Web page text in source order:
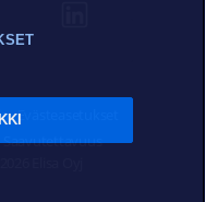
Evästeasetukset
Saavutettavuus